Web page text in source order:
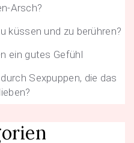
Arsch?
küssen und zu berühren?
ein gutes Gefühl
Sexpuppen, die das